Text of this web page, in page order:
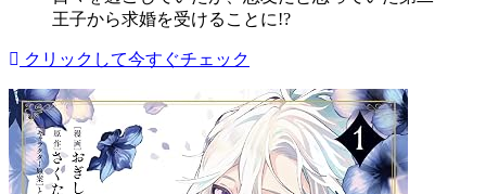
王子から求婚を受けることに!?
クリックして今すぐチェック